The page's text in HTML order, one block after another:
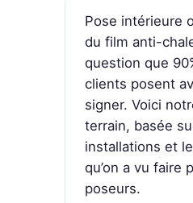
Pose intérieure
du film anti-
question que
clients posent
signer. Voici
terrain, basée
installations et
qu’on a vu faire
poseurs.